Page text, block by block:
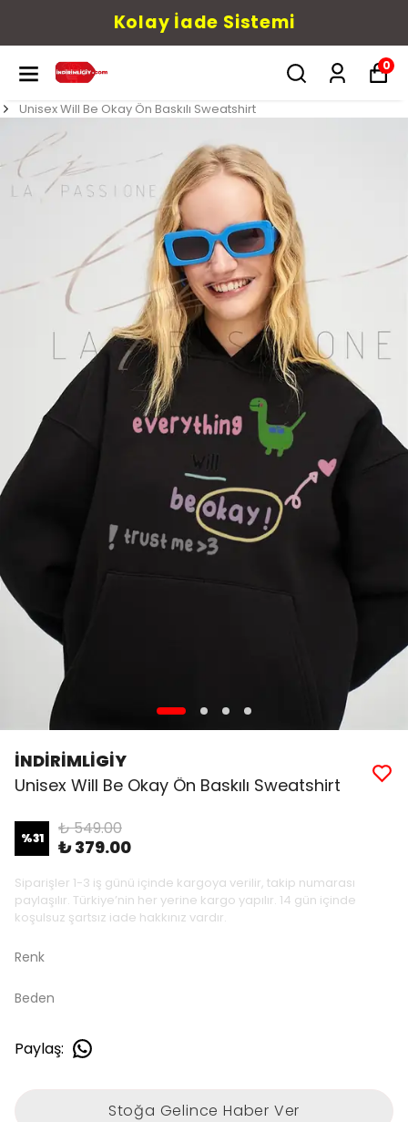
Kolay İade Sistemi
0
Unisex Will Be Okay Ön Baskılı Sweatshirt
İNDİRİMLİGİY
Unisex Will Be Okay Ön Baskılı Sweatshirt
%31 ₺ 549.00
₺ 379.00
Siparişler 1-3 iş günü içinde kargoya verilir, takip numarası
paylaşılır. Türkiye’nin her yerine kargo yapılır. 14 gün içinde
koşulsuz şartsız iade hakkınız vardır.
Renk
Beden
Paylaş:
Stoğa Gelince Haber Ver